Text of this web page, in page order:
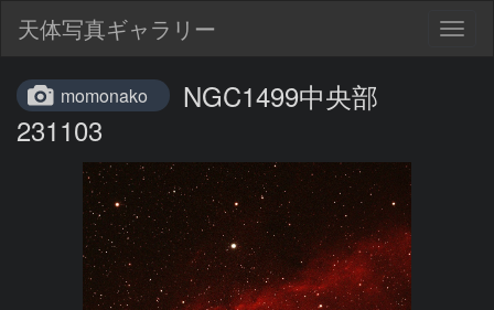
天体写真ギャラリー
momonako
NGC1499中央部
231103